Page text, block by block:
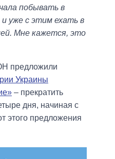
побывать в
уже с этим ехать в
Мне кажется, это
предложили
Украины
– прекратить
дня, начиная с
этого предложения